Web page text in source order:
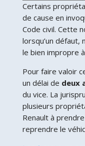
Certains
de cause en
Code civil. Cette
lorsqu’un défaut,
le bien impropre
Pour faire valoir
un délai de deux
du vice. La
plusieurs
Renault à
reprendre le